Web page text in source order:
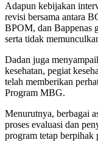
Adapun kebijakan
revisi bersama antara
BPOM, dan Bappenas
serta tidak
Dadan juga
kesehatan, pegiat
telah memberikan
Program MBG.
Menurutnya, berbagai
proses evaluasi dan
program tetap berpihak